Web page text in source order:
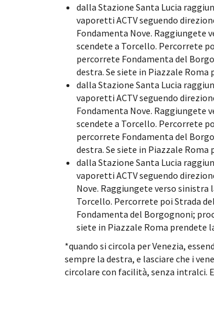
dalla Stazione Santa Lucia
vaporetti ACTV seguendo
Fondamenta Nove. Raggiungete
scendete a Torcello. Percorrete
percorrete Fondamenta del
destra. Se siete in Piazzale
dalla Stazione Santa Lucia
vaporetti ACTV seguendo
Fondamenta Nove. Raggiungete
scendete a Torcello. Percorrete
percorrete Fondamenta del
destra. Se siete in Piazzale
dalla Stazione Santa Lucia
vaporetti ACTV seguendo
Nove. Raggiungete verso sinistra
Torcello. Percorrete poi Strada
Fondamenta del Borgognoni;
siete in Piazzale Roma prendete
*quando si circola per Venezia,
sempre la destra, e lasciare che i
circolare con facilità, senza intralci.